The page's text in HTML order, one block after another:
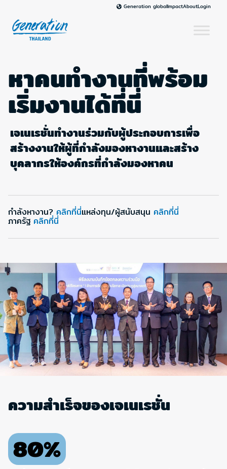
content
Generation globalImpactAboutLogin
หาคนทำงานที่พร้อม
เริ่มงานได้ที่นี่
เจเนเรชั่นทำงานร่วมกับผู้ประกอบการเพื่อ
สร้างงานให้ผู้ที่กำลังมองหางานและสร้าง
บุคลากรให้องค์กรที่กำลังมองหาคน
กำลังหางาน? คลิกที่นี่แหล่งทุน/ผู้สนับสนุน คลิกที่นี่
ภาครัฐ คลิกที่นี่
ความสำเร็จของเจเนเรชั่น
80%